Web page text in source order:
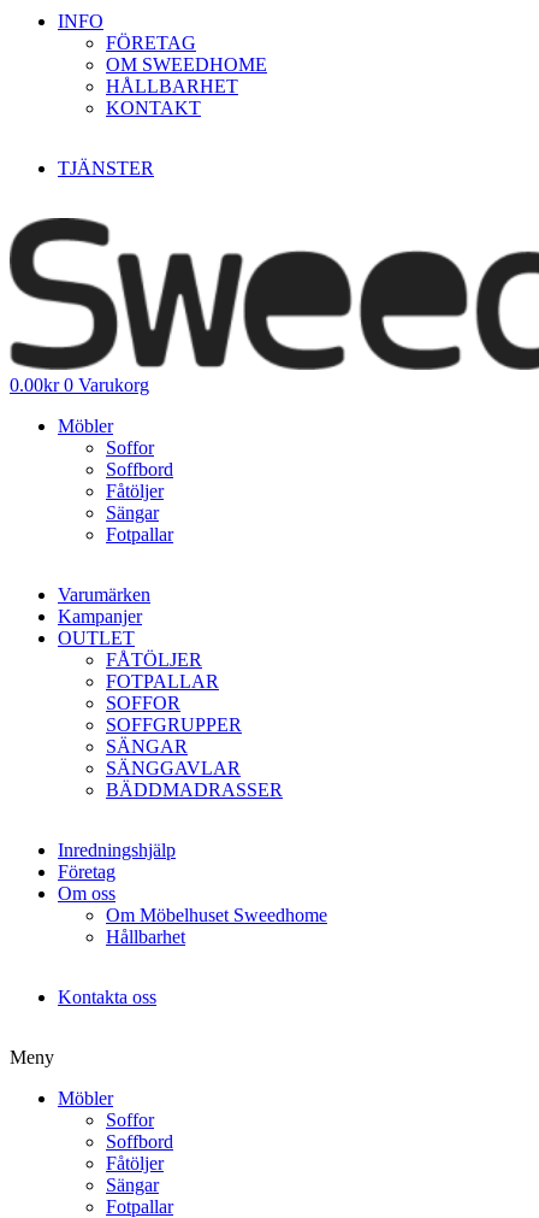
INFO
FÖRETAG
OM SWEEDHOME
HÅLLBARHET
KONTAKT
TJÄNSTER
0.00kr 0 Varukorg
Möbler
Soffor
Soffbord
Fåtöljer
Sängar
Fotpallar
Varumärken
Kampanjer
OUTLET
FÅTÖLJER
FOTPALLAR
SOFFOR
SOFFGRUPPER
SÄNGAR
SÄNGGAVLAR
BÄDDMADRASSER
Inredningshjälp
Företag
Om oss
Om Möbelhuset Sweedhome
Hållbarhet
Kontakta oss
Meny
Möbler
Soffor
Soffbord
Fåtöljer
Sängar
Fotpallar